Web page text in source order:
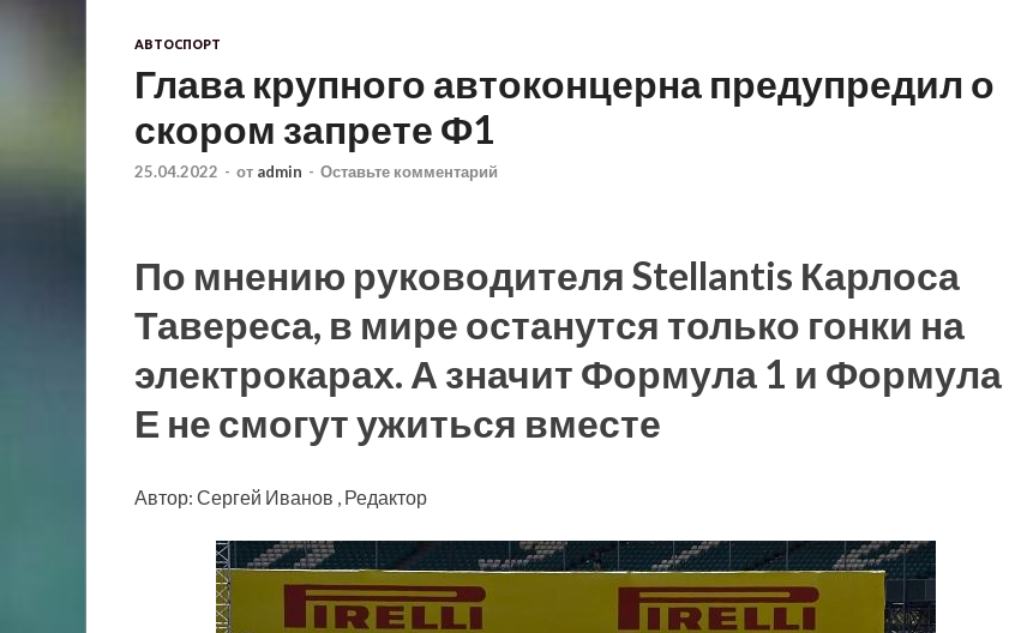
АВТОСПОРТ
Глава крупного автоконцерна предупредил о
скором запрете Ф1
25.04.2022 - от admin - Оставьте комментарий
По мнению руководителя Stellantis Карлоса
Тавереса, в мире останутся только гонки на
электрокарах. А значит Формула 1 и Формула
Е не смогут ужиться вместе
Автор: Сергей Иванов , Редактор